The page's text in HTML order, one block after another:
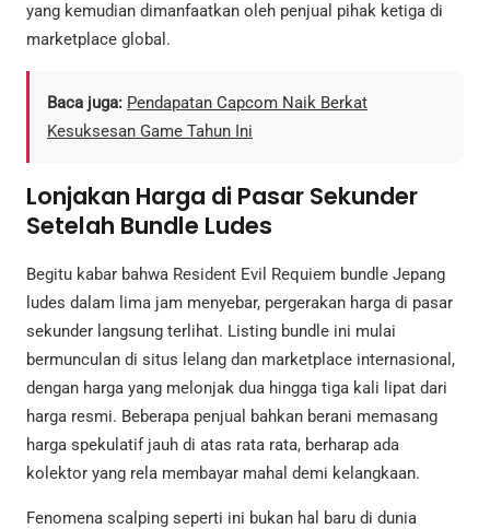
yang kemudian dimanfaatkan oleh penjual pihak ketiga di
marketplace global.
Baca juga: Pendapatan Capcom Naik Berkat
Kesuksesan Game Tahun Ini
Lonjakan Harga di Pasar Sekunder
Setelah Bundle Ludes
Begitu kabar bahwa Resident Evil Requiem bundle Jepang
ludes dalam lima jam menyebar, pergerakan harga di pasar
sekunder langsung terlihat. Listing bundle ini mulai
bermunculan di situs lelang dan marketplace internasional,
dengan harga yang melonjak dua hingga tiga kali lipat dari
harga resmi. Beberapa penjual bahkan berani memasang
harga spekulatif jauh di atas rata rata, berharap ada
kolektor yang rela membayar mahal demi kelangkaan.
Fenomena scalping seperti ini bukan hal baru di dunia